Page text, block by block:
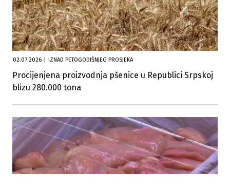
02.07.2026 IZNAD PETOGODIŠNJEG PROSJEKA
Procijenjena proizvodnja pšenice u Republici Srpskoj
blizu 280.000 tona